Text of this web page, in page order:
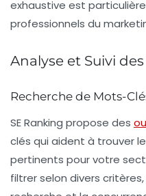
exhaustive est
professionnels du
Analyse et Suivi
Recherche de Mots-
SE Ranking propose des
clés qui aident à trouver
pertinents pour votre
filtrer selon divers